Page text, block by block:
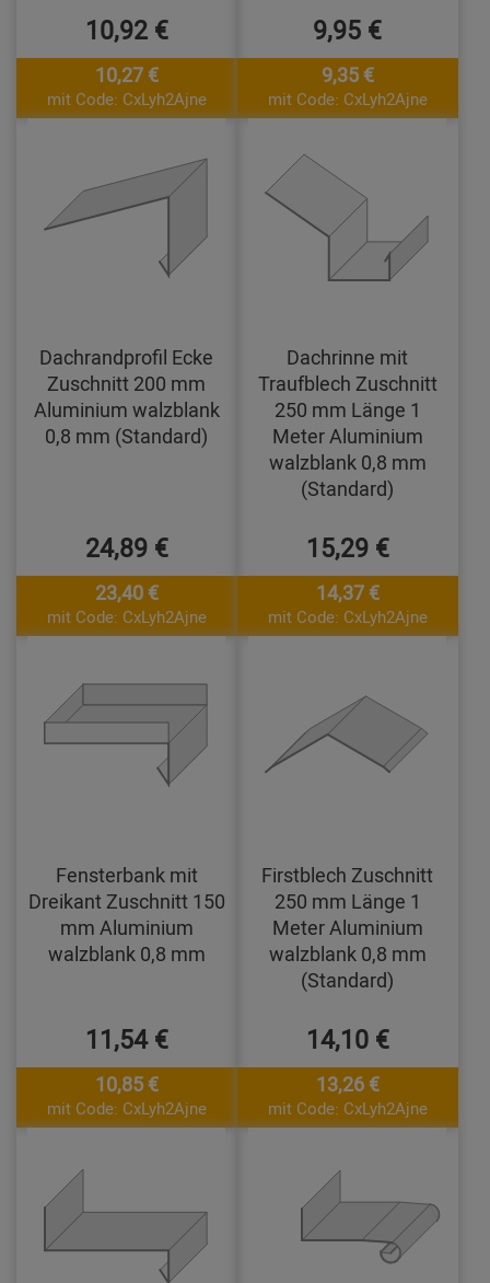
10,92 €
10,27 €
mit Code: CxLyh2Ajne
9,95 €
9,35 €
mit Code: CxLyh2Ajne
Dachrandprofil Ecke
Zuschnitt 200 mm
Aluminium walzblank
0,8 mm (Standard)
24,89 €
23,40 €
mit Code: CxLyh2Ajne
Dachrinne mit
Traufblech Zuschnitt
250 mm Länge 1
Meter Aluminium
walzblank 0,8 mm
(Standard)
15,29 €
14,37 €
mit Code: CxLyh2Ajne
Fensterbank mit
Dreikant Zuschnitt 150
mm Aluminium
walzblank 0,8 mm
11,54 €
10,85 €
mit Code: CxLyh2Ajne
Firstblech Zuschnitt
250 mm Länge 1
Meter Aluminium
walzblank 0,8 mm
(Standard)
14,10 €
13,26 €
mit Code: CxLyh2Ajne